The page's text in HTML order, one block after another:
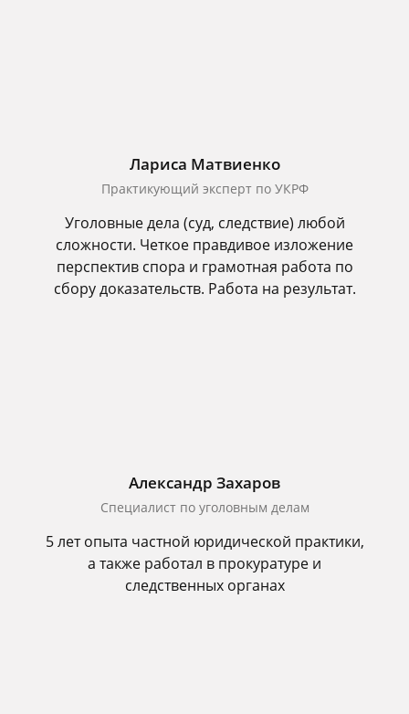
Лариса Матвиенко
Практикующий эксперт по УКРФ
Уголовные дела (суд, следствие) любой
сложности. Четкое правдивое изложение
перспектив спора и грамотная работа по
сбору доказательств. Работа на результат.
Александр Захаров
Специалист по уголовным делам
5 лет опыта частной юридической практики,
а также работал в прокуратуре и
следственных органах